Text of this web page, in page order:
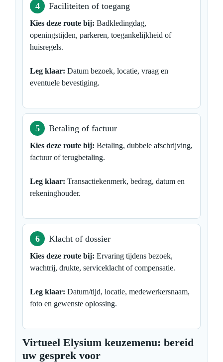
4 Faciliteiten of toegang
Kies deze route bij: Badkledingdag,
openingstijden, parkeren, toegankelijkheid of
huisregels.
Leg klaar: Datum bezoek, locatie, vraag en
eventuele bevestiging.
5 Betaling of factuur
Kies deze route bij: Betaling, dubbele afschrijving,
factuur of terugbetaling.
Leg klaar: Transactiekenmerk, bedrag, datum en
rekeninghouder.
6 Klacht of dossier
Kies deze route bij: Ervaring tijdens bezoek,
wachtrij, drukte, serviceklacht of compensatie.
Leg klaar: Datum/tijd, locatie, medewerkersnaam,
foto en gewenste oplossing.
Virtueel Elysium keuzemenu: bereid
uw gesprek voor